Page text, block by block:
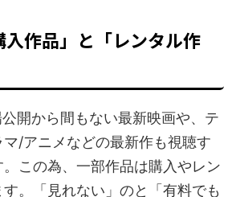
入作品」と「レンタル作
開から間もない最新映画や、テ
/アニメなどの最新作も視聴す
この為、一部作品は購入やレン
。「見れない」のと「有料でも